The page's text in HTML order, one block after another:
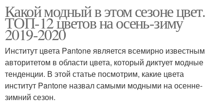
Какой модный в этом сезоне цвет.
ТОП-12 цветов на осень-зиму
2019-2020
Институт цвета Pantone является всемирно известным
авторитетом в области цвета, который диктует модные
тенденции. В этой статье посмотрим, какие цвета
институт Pantone назвал самыми модными на осенне-
зимний сезон.